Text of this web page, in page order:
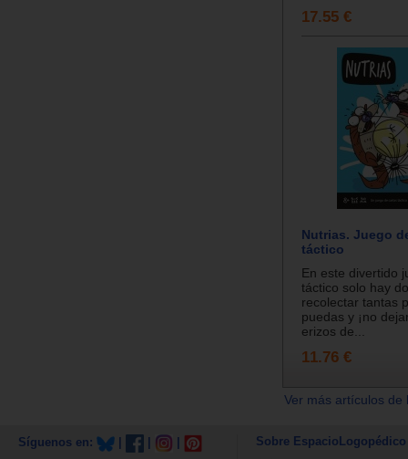
17.55 €
Nutrias. Juego
táctico
En este divertido
táctico solo hay
recolectar tantas
puedas y ¡no
erizos de...
11.76 €
Ver más artículos
Síguenos en: Sobre EspacioLogopédico